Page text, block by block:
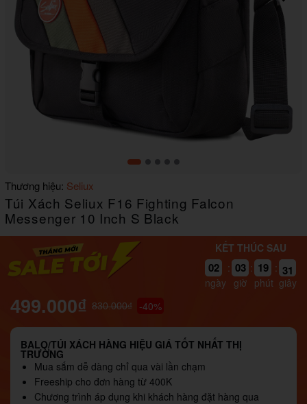
Item
1
of
5
Thương hiệu: Seliux
Túi Xách Seliux F16 Fighting Falcon
Messenger 10 Inch S Black
KẾT THÚC SAU
02
ngày
: 03
giờ
: 19
phút
:
31
30
giây
499.000₫ 830.000₫ -40%
BALO/TÚI XÁCH HÀNG HIỆU GIÁ TỐT NHẤT THỊ
TRƯỜNG
Mua sắm dễ dàng chỉ qua vài lần chạm
Freeship cho đơn hàng từ 400K
Chương trình áp dụng khi khách hàng đặt hàng qua